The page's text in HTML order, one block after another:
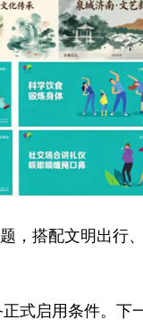
，搭配文明出行
式启用条件。下